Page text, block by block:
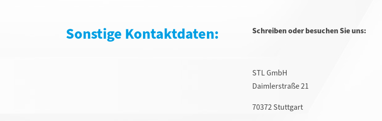
Sonstige Kontaktdaten: Schreiben oder besuchen Sie uns:
STL GmbH
Daimlerstraße 21
70372 Stuttgart